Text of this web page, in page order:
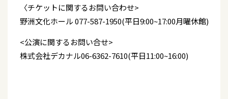
〈チケットに関するお問い合わせ>
野洲文化ホール 077-587-1950(平日9:00~17:00月曜休館)
<公演に関するお問い合せ>
株式会社デカナル06-6362-7610(平日11:00~16:00)